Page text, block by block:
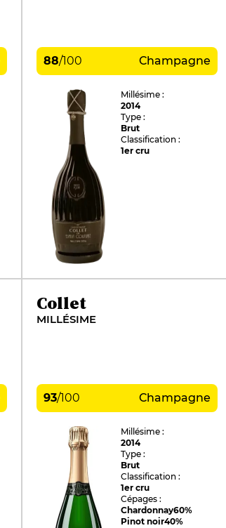
88/100 Champagne
Millésime :
2014
Type :
Brut
Classification :
1er cru
Collet
MILLÉSIME
93/100 Champagne
Millésime :
2014
Type :
Brut
Classification :
1er cru
Cépages :
Chardonnay60%
Pinot noir40%